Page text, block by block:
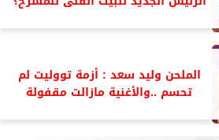
الملحن وليد سعد : أزمة تووليت لم
تحسم ..والأغنية مازالت مقفولة